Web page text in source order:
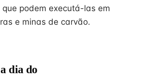
podem executá-las em
e minas de carvão.
dia do